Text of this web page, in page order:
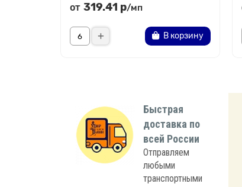
от 319.41 р/мп
В корзину
Быстрая
доставка по
всей России
Отправляем
любыми
транспортными